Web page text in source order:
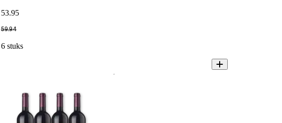
53.95
59.94
6 stuks